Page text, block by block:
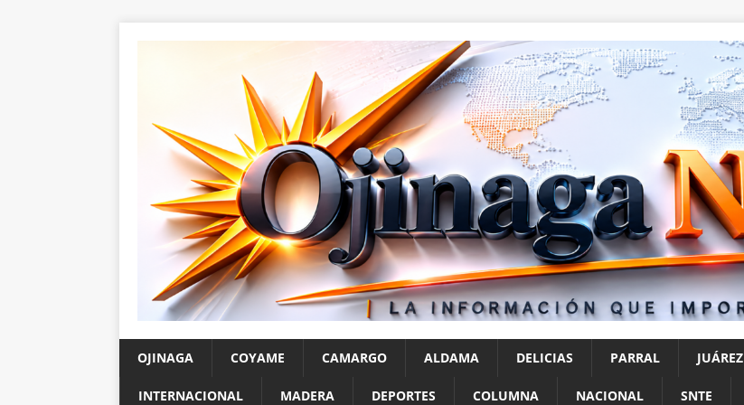
OJINAGA COYAME CAMARGO ALDAMA DELICIAS PARRAL JUÁREZ
INTERNACIONAL MADERA DEPORTES COLUMNA NACIONAL SNTE